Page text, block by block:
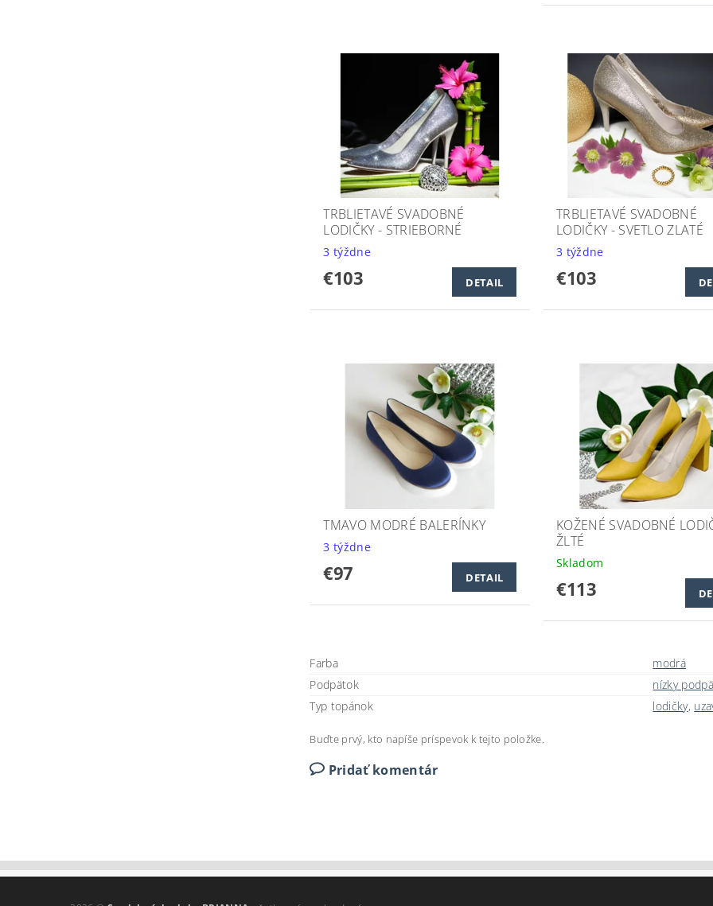
TRBLIETAVÉ SVADOBNÉ
LODIČKY - STRIEBORNÉ
3 týždne
€103 DETAIL
TRBLIETAVÉ SVADOBNÉ
LODIČKY - SVETLO ZLATÉ
3 týždne
€103
TMAVO MODRÉ BALERÍNKY
3 týždne
€97 DETAIL
KOŽENÉ SVADOBNÉ
ŽLTÉ
Skladom
€113
Farba
modrá
Podpätok
nízky
Typ topánok
lodičky,
Buďte prvý, kto napíše príspevok k tejto položke.
Pridať komentár